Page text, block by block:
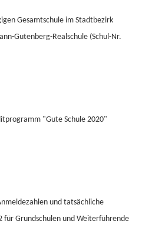
Gesamtschule im Stadtbezirk
Gutenberg-Realschule (Schul-Nr.
"Gute Schule 2020"
und tatsächliche
für Grundschulen und Weiterführende